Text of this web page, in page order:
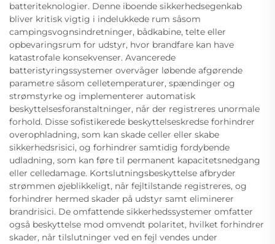
batteriteknologier. Denne iboende sikkerhedsegenkab
bliver kritisk vigtig i indelukkede rum såsom
campingsvognsindretninger, bådkabine, telte eller
opbevaringsrum for udstyr, hvor brandfare kan have
katastrofale konsekvenser. Avancerede
batteristyringssystemer overvåger løbende afgørende
parametre såsom celletemperaturer, spændinger og
strømstyrke og implementerer automatisk
beskyttelsesforanstaltninger, når der registreres unormale
forhold. Disse sofistikerede beskyttelseskredse forhindrer
overophladning, som kan skade celler eller skabe
sikkerhedsrisici, og forhindrer samtidig fordybende
udladning, som kan føre til permanent kapacitetsnedgang
eller celledamage. Kortslutningsbeskyttelse afbryder
strømmen øjeblikkeligt, når fejltilstande registreres, og
forhindrer hermed skader på udstyr samt eliminerer
brandrisici. De omfattende sikkerhedssystemer omfatter
også beskyttelse mod omvendt polaritet, hvilket forhindrer
skader, når tilslutninger ved en fejl vendes under